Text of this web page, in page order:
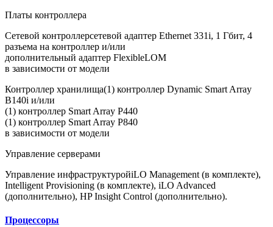
Платы контроллера
Сетевой контроллерсетевой адаптер Ethernet 331i, 1 Гбит, 4
разъема на контроллер и/или
дополнительный адаптер FlexibleLOM
в зависимости от модели
Контроллер хранилища(1) контроллер Dynamic Smart Array
B140i и/или
(1) контроллер Smart Array P440
(1) контроллер Smart Array P840
в зависимости от модели
Управление серверами
Управление инфраструктуройiLO Management (в комплекте),
Intelligent Provisioning (в комплекте), iLO Advanced
(дополнительно), HP Insight Control (дополнительно).
Процессоры